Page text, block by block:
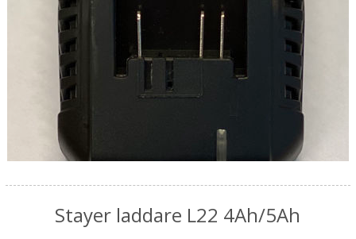
Stayer laddare L22 4Ah/5Ah